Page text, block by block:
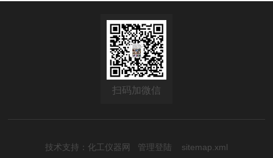
扫码加微信
技术支持： 化工仪器网 管理登陆 sitemap.xml